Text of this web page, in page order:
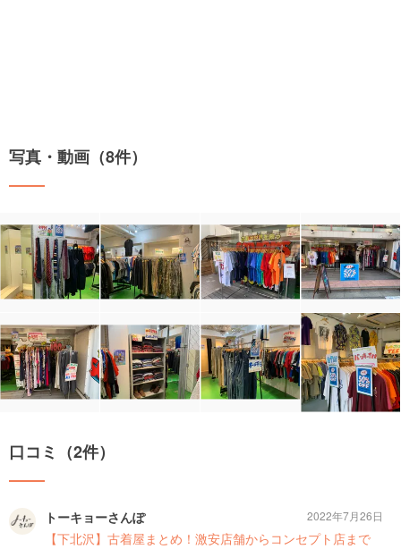
写真・動画（8件）
口コミ（2件）
トーキョーさんぽ
【下北沢】古着屋まとめ！激安店舗からコンセプト店まで
2022年7月26日